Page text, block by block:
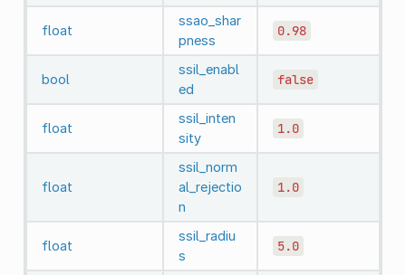
float
ssao_shar
pness
0.98
bool
ssil_enabl
ed
false
float
ssil_inten
sity
1.0
float
ssil_norm
al_rejectio
n
1.0
float
ssil_radiu
s
5.0